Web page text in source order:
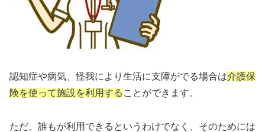
認知症や病気、怪我により生活に支障がでる場合は介護保
険を使って施設を利用する ことができます。
ただ、誰もが利用できるというわけでなく、そのためには